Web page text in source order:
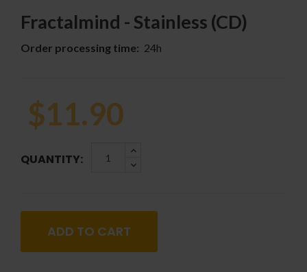
Fractalmind - Stainless (CD)
Order processing time: 24h
$11.90
QUANTITY:
ADD TO CART